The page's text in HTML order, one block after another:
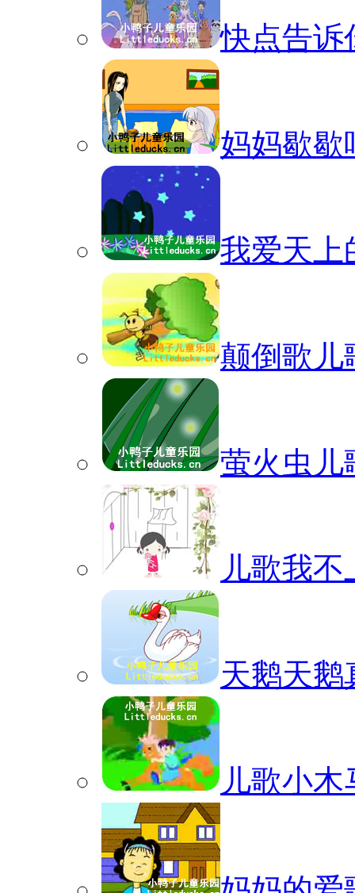
快点告诉
妈妈歇歇
我爱天上
颠倒歌儿
萤火虫儿
儿歌我
天鹅天鹅
儿歌小